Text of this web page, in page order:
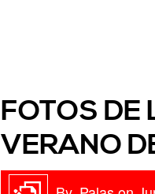
FOTOS DE
VERANO